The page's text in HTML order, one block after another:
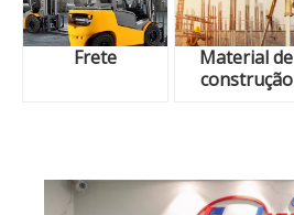
Frete
Material de
construção